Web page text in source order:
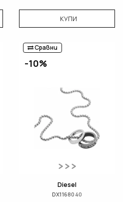
КУПИ
Сравни
-10%
Diesel
DX1168040